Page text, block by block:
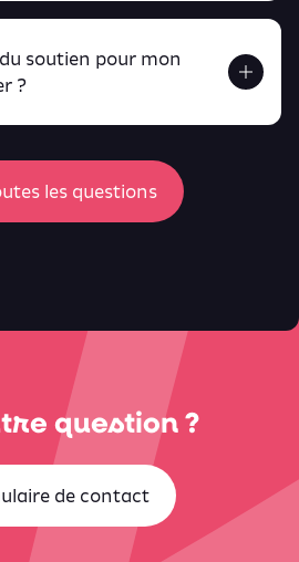
infos ici.
peux
soutien pour mon
?
les questions
question ?
de contact